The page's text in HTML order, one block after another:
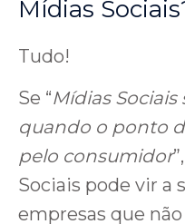
Mídias
Tudo!
Se “Mídias
quando o ponto
pelo consumidor
Sociais pode vir a
empresas que